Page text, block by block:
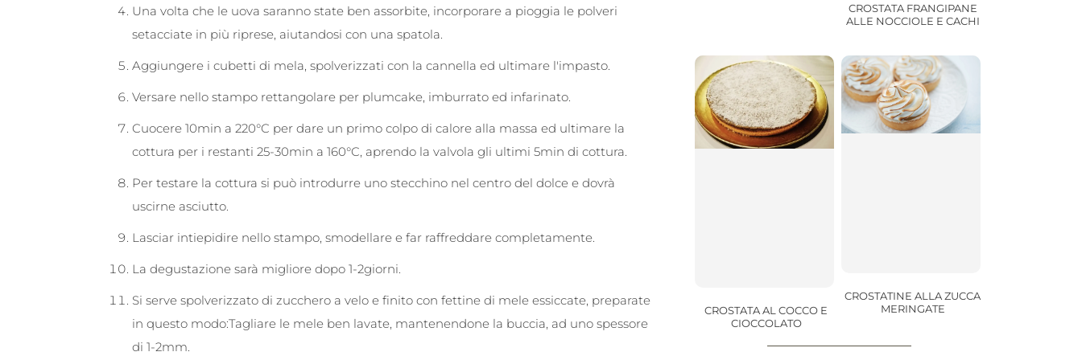
Una volta che le uova saranno state ben assorbite, incorporare a pioggia le polveri
setacciate in più riprese, aiutandosi con una spatola.
Aggiungere i cubetti di mela, spolverizzati con la cannella ed ultimare l'impasto.
Versare nello stampo rettangolare per plumcake, imburrato ed infarinato.
Cuocere 10min a 220°C per dare un primo colpo di calore alla massa ed ultimare la
cottura per i restanti 25-30min a 160°C, aprendo la valvola gli ultimi 5min di cottura.
Per testare la cottura si può introdurre uno stecchino nel centro del dolce e dovrà
uscirne asciutto.
Lasciar intiepidire nello stampo, smodellare e far raffreddare completamente.
La degustazione sarà migliore dopo 1-2giorni.
Si serve spolverizzato di zucchero a velo e finito con fettine di mele essiccate, preparate
in questo modo:Tagliare le mele ben lavate, mantenendone la buccia, ad uno spessore
di 1-2mm.
CROSTATA FRANGIPANE
ALLE NOCCIOLE E CACHI
CROSTATA AL COCCO E
CIOCCOLATO
CROSTATINE ALLA ZUCCA
MERINGATE